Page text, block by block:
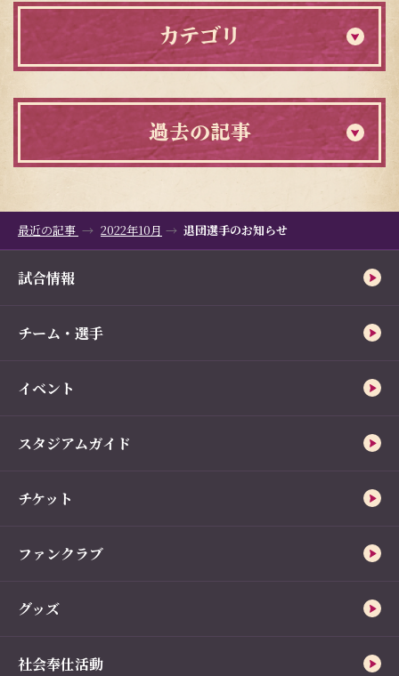
カテゴリ
過去の記事
最近の記事 2022年10月 退団選手のお知らせ
試合情報
チーム・選手
イベント
スタジアムガイド
チケット
ファンクラブ
グッズ
社会奉仕活動